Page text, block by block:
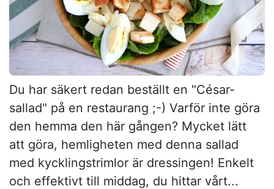
Du har säkert redan beställt en "César-
sallad" på en restaurang ;-) Varför inte göra
den hemma den här gången? Mycket lätt
att göra, hemligheten med denna sallad
med kycklingstrimlor är dressingen! Enkelt
och effektivt till middag, du hittar vårt...